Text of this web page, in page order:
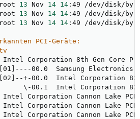
13 Nov 14 14 :49 /dev/disk/by-
13 Nov 14 14 :49 /dev/disk/by-id/
13 Nov 14 14 :49 /dev/disk/by-id/
PCI-Geräte:
Corporation 8th Gen Core
01
----00.0  Samsung Electronics Co
02
--+-00.0  Intel Corporation
\ -00.1  Intel Corporation
Intel Corporation Cannon Lake
Intel Corporation Cannon Lake
Intel Corporation Cannon Lake PCH